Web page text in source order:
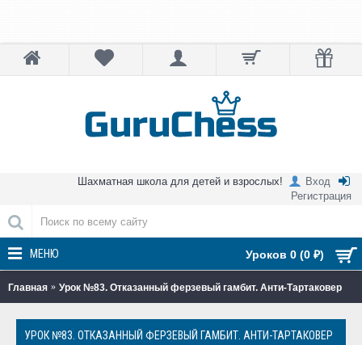
Шахматная школа для детей и взрослых!
Вход
Регистрация
Уроков 0 (0 ₽)
МЕНЮ
Главная Урок №83. Отказанный ферзевый гамбит. Анти-Тартаковер
УРОК №83. ОТКАЗАННЫЙ ФЕРЗЕВЫЙ ГАМБИТ. АНТИ-ТАРТАКОВЕР